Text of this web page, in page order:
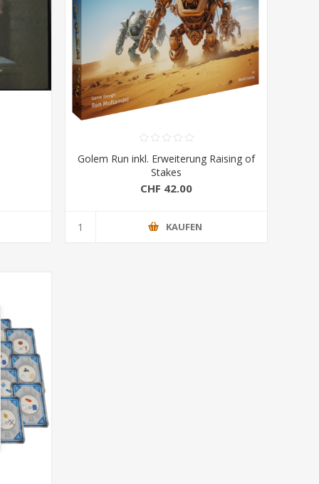
Golem Run inkl. Erweiterung Raising of
Stakes
CHF 42.00
KAUFEN